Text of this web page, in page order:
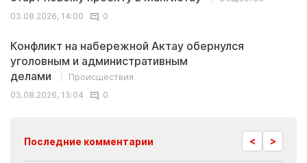
03.08.2026, 14:00
0
Конфликт на набережной Актау обернулся
уголовным и административным
делами
Происшествия
03.08.2026, 13:04
0
Последние комментарии < >